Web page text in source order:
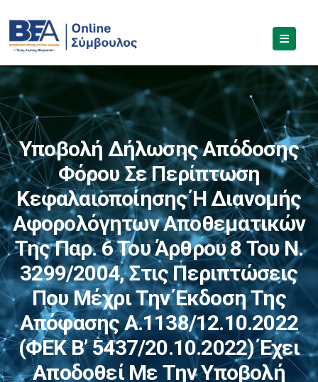
Υποβολή Δήλωσης Απόδοσης
Φόρου Σε Περίπτωση
Κεφαλαιοποίησης Ή Διανομής
Αφορολόγητων Αποθεματικών
Της Παρ. 6 Του Άρθρου 8 Του Ν.
3299/2004, Στις Περιπτώσεις
Που Μέχρι Την Έκδοση Της
Απόφασης Α.1138/12.10.2022
(ΦΕΚ Β’ 5437/20.10.2022) Έχει
Αποδοθεί Με Την Υποβολή